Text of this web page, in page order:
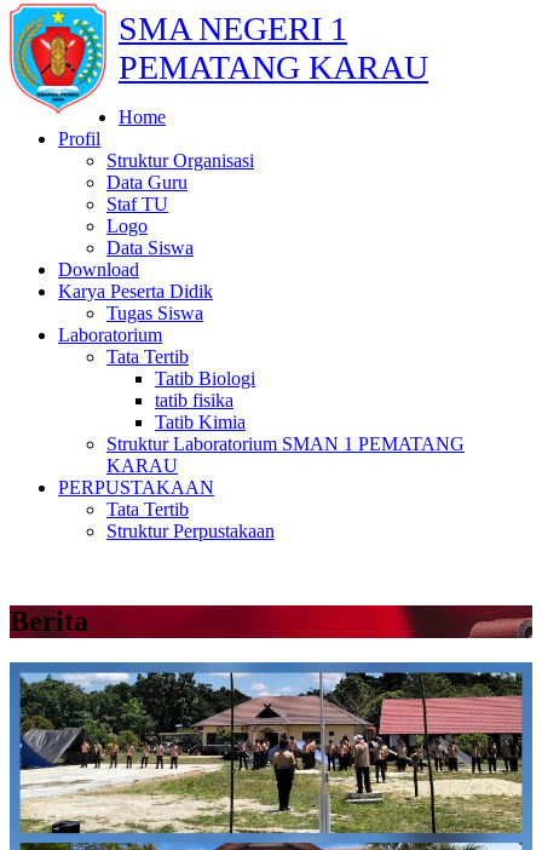
SMA NEGERI 1
PEMATANG KARAU
Home
Profil
Struktur Organisasi
Data Guru
Staf TU
Logo
Data Siswa
Download
Karya Peserta Didik
Tugas Siswa
Laboratorium
Tata Tertib
Tatib Biologi
tatib fisika
Tatib Kimia
Struktur Laboratorium SMAN 1 PEMATANG
KARAU
PERPUSTAKAAN
Tata Tertib
Struktur Perpustakaan
Berita